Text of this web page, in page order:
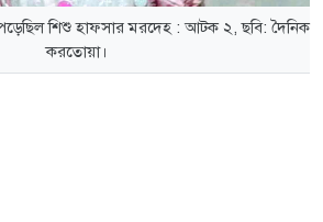
পড়েছিল শিশু হাফসার মরদেহ : আটক ২, ছবি: দৈনিক
করতোয়া।